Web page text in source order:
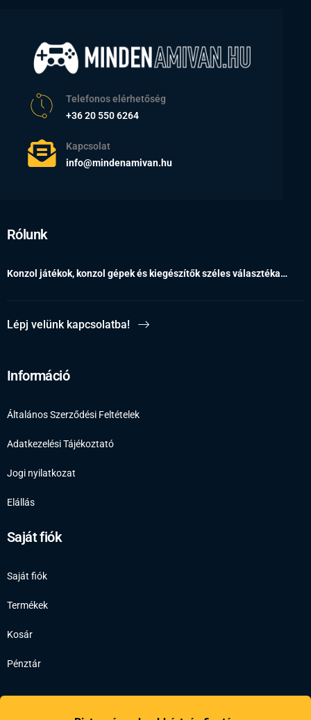
Telefonos elérhetőség
+36 20 550 6264
Kapcsolat
info@mindenamivan.hu
Rólunk
Konzol játékok, konzol gépek és kiegészítők széles választéka…
Lépj velünk kapcsolatba!
Információ
Általános Szerződési Feltételek
Adatkezelési Tájékoztató
Jogi nyilatkozat
Elállás
Saját fiók
Saját fiók
Termékek
Kosár
Pénztár